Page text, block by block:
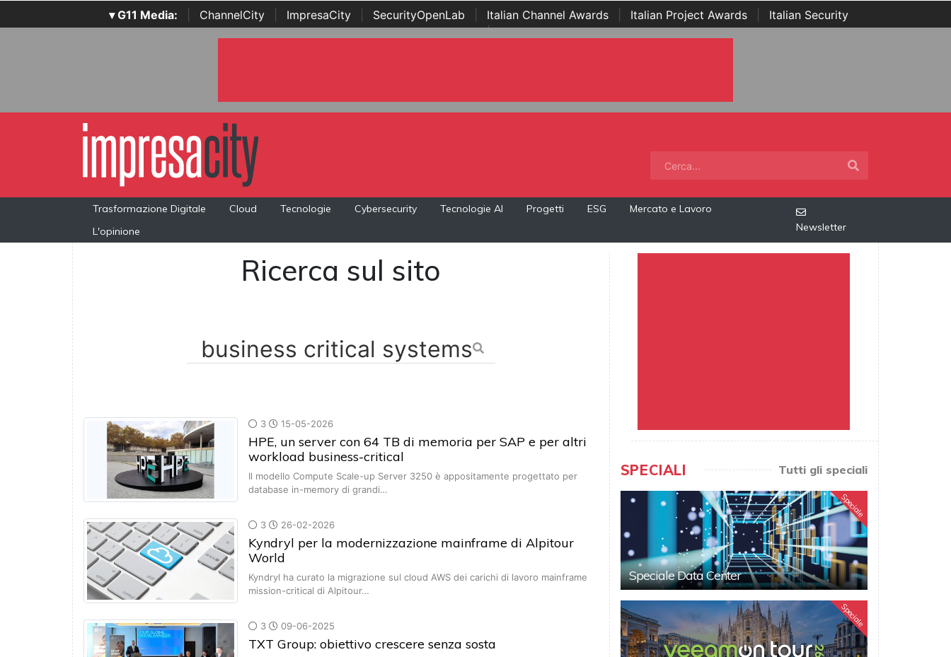
▾ G11 Media: ChannelCity ImpresaCity SecurityOpenLab Italian Channel Awards Italian Project Awards
Italian Security
Awards | ...
Trasformazione Digitale Cloud Tecnologie Cybersecurity Tecnologie AI Progetti ESG
Mercato e Lavoro
L'opinione
Newsletter
Ricerca sul sito
3 15-05-2026
HPE, un server con 64 TB di memoria per SAP e per altri
workload business-critical
Il modello Compute Scale-up Server 3250 è appositamente progettato per
database in-memory di grandi…
3 26-02-2026
Kyndryl per la modernizzazione mainframe di Alpitour
World
Kyndryl ha curato la migrazione sul cloud AWS dei carichi di lavoro mainframe
mission-critical di Alpitour…
3 09-06-2025
TXT Group: obiettivo crescere senza sosta
SPECIALI Tutti gli speciali
Speciale
Speciale Data Center
Speciale